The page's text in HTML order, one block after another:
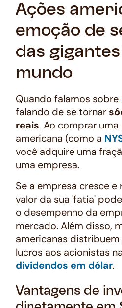
Ações
emoção de
das
mundo
Quando falamos sobre
falando de se tornar
reais. Ao comprar
americana (como a
você adquire uma
uma empresa.
Se a empresa cresce e
valor da sua 'fatia'
o desempenho da
mercado. Além disso,
americanas
lucros aos acionistas
dividendos em dólar.
Vantagens de